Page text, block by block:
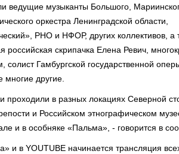
ведущие музыканты Большого,
оркестра Ленинградской области,
РНО и НФОР, других коллективов, а
скрипачка Елена Ревич,
Гамбургской государственной
другие.
проходили в разных локациях Северной
и Российском этнографическом
и в особняке «Пальма», - говорится в
и в YOUTUBE начинается трансляция